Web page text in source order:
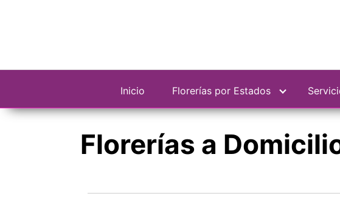
Inicio Florerías por Estados
Florerías a